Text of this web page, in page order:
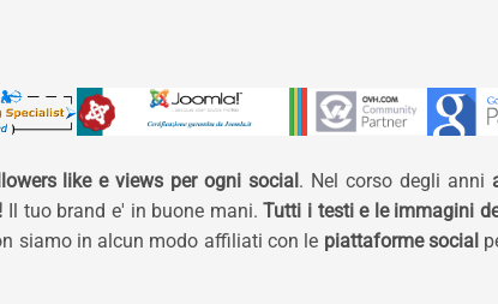
like e views per ogni social. Nel corso degli anni
Il tuo brand e' in buone mani.Tutti i testi e le immagini
siamo in alcun modo affiliati con le piattaforme social